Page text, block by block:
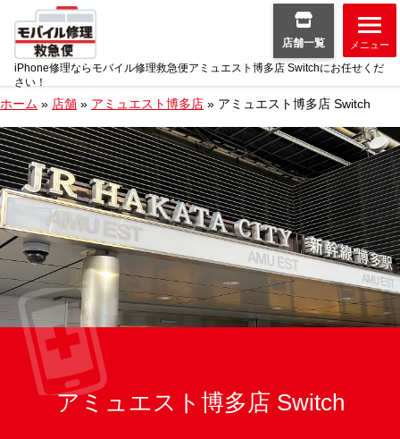
iPhone修理ならモバイル修理救急便アミュエスト博多店 Switchにお任せくだ
さい！
店舗一覧 メニュー
ホーム » 店舗 » アミュエスト博多店 » アミュエスト博多店 Switch
アミュエスト博多店 Switch